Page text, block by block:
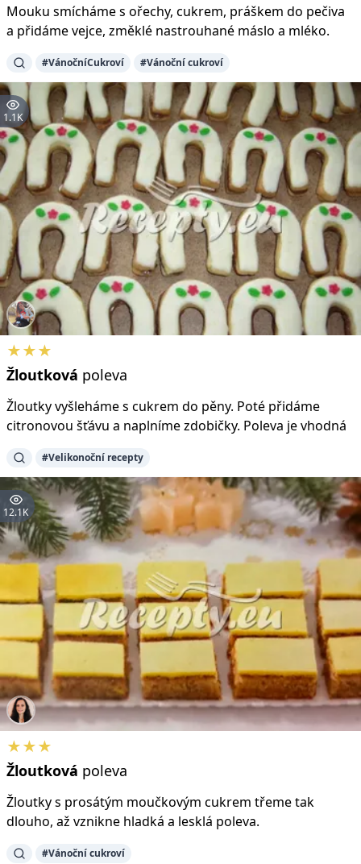
Mouku smícháme s ořechy, cukrem, práškem do pečiva
a přidáme vejce, změklé nastrouhané máslo a mléko.
#VánočníCukroví #Vánoční cukroví
1.1K
★★★
Žloutková poleva
Žloutky vyšleháme s cukrem do pěny. Poté přidáme
citronovou šťávu a naplníme zdobičky. Poleva je vhodná
#Velikonoční recepty
12.1K
★★★
Žloutková poleva
Žloutky s prosátým moučkovým cukrem třeme tak
dlouho, až vznikne hladká a lesklá poleva.
#Vánoční cukroví